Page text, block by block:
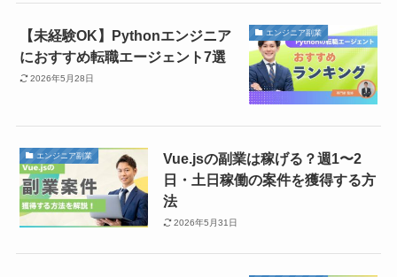
エンジニア副業
【未経験OK】Pythonエンジニア
におすすめ転職エージェント7選
2026年5月28日
エンジニア副業
Vue.jsの副業は稼げる？週1〜2
日・土日稼働の案件を獲得する方
法
2026年5月31日